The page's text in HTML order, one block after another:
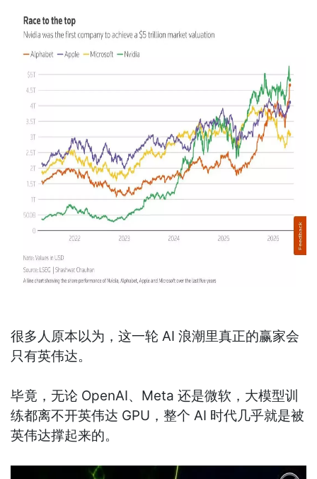
很多人原本以为，这一轮 AI 浪潮里真正的赢家会
只有英伟达。
毕竟，无论 OpenAI、Meta 还是微软，大模型训
练都离不开英伟达 GPU，整个 AI 时代几乎就是被
英伟达撑起来的。